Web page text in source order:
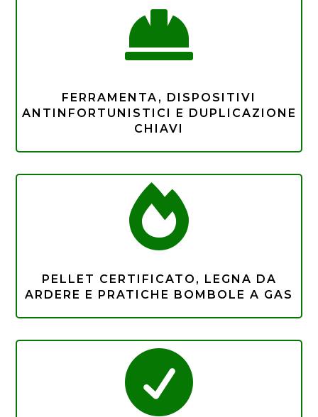

FERRAMENTA, DISPOSITIVI
ANTINFORTUNISTICI E DUPLICAZIONE
CHIAVI

PELLET CERTIFICATO, LEGNA DA
ARDERE E PRATICHE BOMBOLE A GAS
